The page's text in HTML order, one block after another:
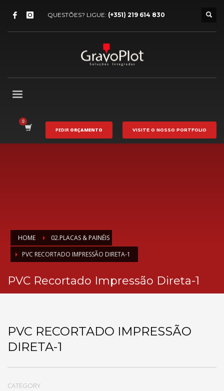
QUESTÕES? LIGUE: (+351) 219 614 830
PEDIR ORÇAMENTO VISITE O NOSSO PORTFOLIO
HOME
02.PLACAS & PAINÉIS
PVC RECORTADO IMPRESSÃO DIRETA-1
PVC Recortado Impressão Direta-1
PVC RECORTADO IMPRESSÃO
DIRETA-1
CATEGORY